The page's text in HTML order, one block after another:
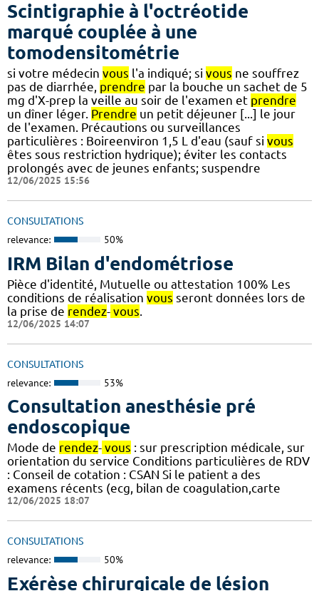
Scintigraphie à l'octréotide
marqué couplée à une
tomodensitométrie
si votre médecin vous l'a indiqué; si vous ne souffrez
pas de diarrhée, prendre par la bouche un sachet de 5
mg d'X-prep la veille au soir de l'examen et prendre
un dîner léger. Prendre un petit déjeuner [...] le jour
de l'examen. Précautions ou surveillances
particulières : Boireenviron 1,5 L d'eau (sauf si vous
êtes sous restriction hydrique); éviter les contacts
prolongés avec de jeunes enfants; suspendre
12/06/2025 15:56
CONSULTATIONS
relevance: 50%
IRM Bilan d'endométriose
Pièce d'identité, Mutuelle ou attestation 100% Les
conditions de réalisation vous seront données lors de
la prise de rendez- vous.
12/06/2025 14:07
CONSULTATIONS
relevance: 53%
Consultation anesthésie pré
endoscopique
Mode de rendez- vous : sur prescription médicale, sur
orientation du service Conditions particulières de RDV
: Conseil de cotation : CSAN Si le patient a des
examens récents (ecg, bilan de coagulation,carte
12/06/2025 18:07
CONSULTATIONS
relevance: 50%
Exérèse chirurgicale de lésion